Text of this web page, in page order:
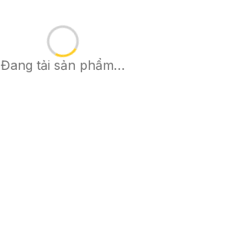
Đang tải sản phẩm…